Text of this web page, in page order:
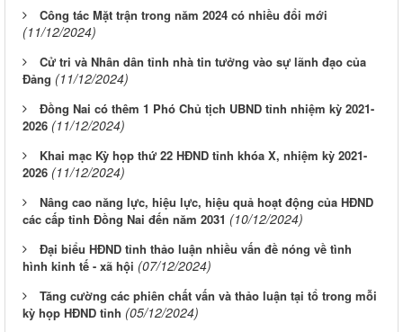
Công tác Mặt trận trong năm 2024 có nhiều đổi mới
(11/12/2024)
Cử tri và Nhân dân tỉnh nhà tin tưởng vào sự lãnh đạo của
Đảng (11/12/2024)
Đồng Nai có thêm 1 Phó Chủ tịch UBND tỉnh nhiệm kỳ 2021-
2026 (11/12/2024)
Khai mạc Kỳ họp thứ 22 HĐND tỉnh khóa X, nhiệm kỳ 2021-
2026 (11/12/2024)
Nâng cao năng lực, hiệu lực, hiệu quả hoạt động của HĐND
các cấp tỉnh Đồng Nai đến năm 2031 (10/12/2024)
Đại biểu HĐND tỉnh thảo luận nhiều vấn đề nóng về tình
hình kinh tế - xã hội (07/12/2024)
Tăng cường các phiên chất vấn và thảo luận tại tổ trong mỗi
kỳ họp HĐND tỉnh (05/12/2024)